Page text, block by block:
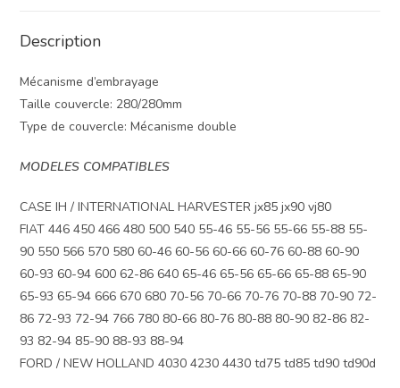
Description
Mécanisme d’embrayage
Taille couvercle: 280/280mm
Type de couvercle: Mécanisme double
MODELES COMPATIBLES
CASE IH / INTERNATIONAL HARVESTER jx85 jx90 vj80
FIAT 446 450 466 480 500 540 55-46 55-56 55-66 55-88 55-
90 550 566 570 580 60-46 60-56 60-66 60-76 60-88 60-90
60-93 60-94 600 62-86 640 65-46 65-56 65-66 65-88 65-90
65-93 65-94 666 670 680 70-56 70-66 70-76 70-88 70-90 72-
86 72-93 72-94 766 780 80-66 80-76 80-88 80-90 82-86 82-
93 82-94 85-90 88-93 88-94
FORD / NEW HOLLAND 4030 4230 4430 td75 td85 td90 td90d